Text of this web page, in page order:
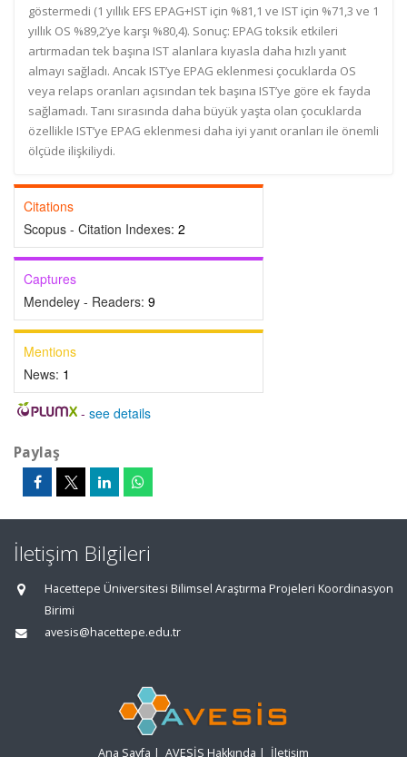
göstermedi (1 yıllık EFS EPAG+IST için %81,1 ve IST için %71,3 ve 1
yıllık OS %89,2’ye karşı %80,4). Sonuç: EPAG toksik etkileri
artırmadan tek başına IST alanlara kıyasla daha hızlı yanıt
almayı sağladı. Ancak IST’ye EPAG eklenmesi çocuklarda OS
veya relaps oranları açısından tek başına IST’ye göre ek fayda
sağlamadı. Tanı sırasında daha büyük yaşta olan çocuklarda
özellikle IST’ye EPAG eklenmesi daha iyi yanıt oranları ile önemli
ölçüde ilişkiliydi.
Citations
Scopus - Citation Indexes: 2
Captures
Mendeley - Readers: 9
Mentions
News: 1
- see details
Paylaş
İletişim Bilgileri
Hacettepe Üniversitesi Bilimsel Araştırma Projeleri Koordinasyon
Birimi
avesis@hacettepe.edu.tr
Ana Sayfa | AVESİS Hakkında | İletişim